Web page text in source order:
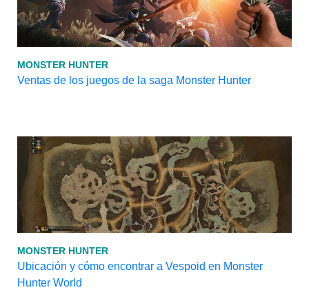
MONSTER HUNTER
Ventas de los juegos de la saga Monster Hunter
MONSTER HUNTER
Ubicación y cómo encontrar a Vespoid en Monster
Hunter World